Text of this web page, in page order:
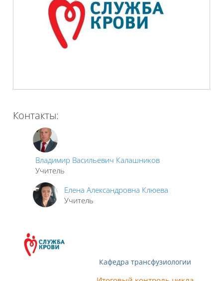
Контакты:
Владимир Васильевич Калашников
Учитель
Елена Александровна Клюева
Учитель
Кафедра трансфузиологии